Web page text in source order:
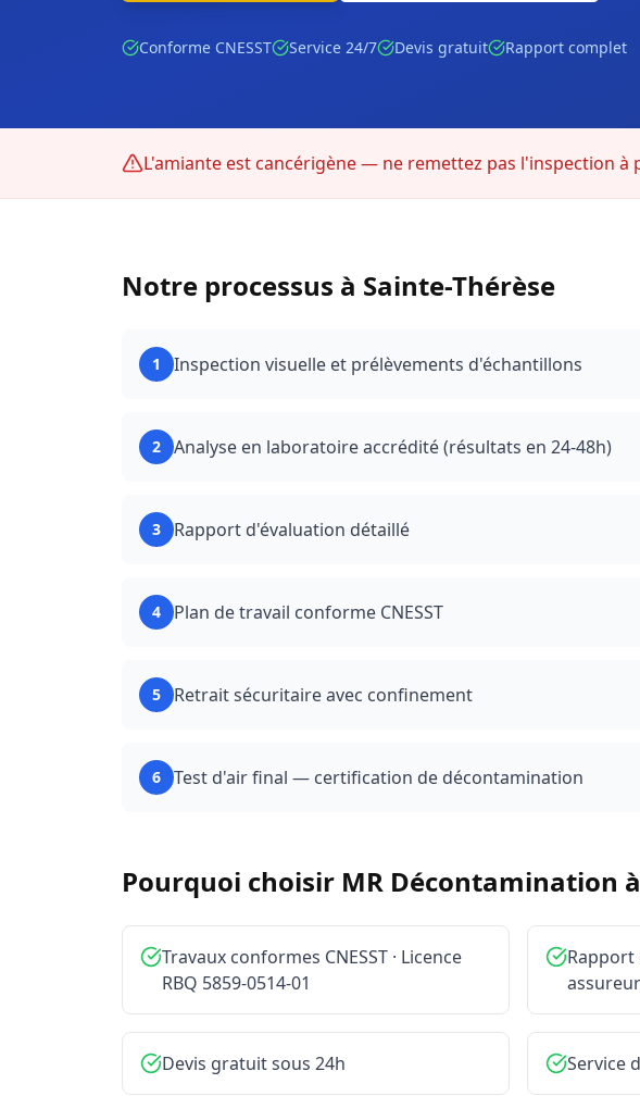
Conforme CNESST Service 24/7 Devis gratuit Rapport complet
L'amiante est cancérigène — ne remettez pas l'inspection à
Notre processus à Sainte-Thérèse
1 Inspection visuelle et prélèvements d'échantillons
2 Analyse en laboratoire accrédité (résultats en 24-48h)
3 Rapport d'évaluation détaillé
4 Plan de travail conforme CNESST
5 Retrait sécuritaire avec confinement
6 Test d'air final — certification de décontamination
Pourquoi choisir MR Décontamination à
Travaux conformes CNESST · Licence
RBQ 5859-0514-01
Rapport
Devis gratuit sous 24h Service